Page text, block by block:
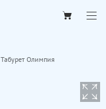
Табурет Олимпия